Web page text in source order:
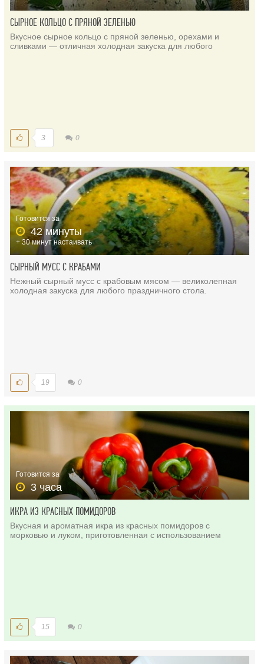
СЫРНОЕ КОЛЬЦО С ПРЯНОЙ ЗЕЛЕНЬЮ
Вкусное сырное кольцо с пряной зеленью, орехами и
сливками — отличная холодная закуска для любого
3 0
Готовится за
42 минуты
+ 30 минут настаивать
СЫРНЫЙ МУСС С КРАБАМИ
Нежный сырный мусс с крабовым мясом — великолепная
холодная закуска для любого праздничного стола.
19 0
Готовится за
3 часа
ИКРА ИЗ КРАСНЫХ ПОМИДОРОВ
Вкусная и ароматная икра из красных помидоров с
морковью и луком, приготовленная с использованием
15 0